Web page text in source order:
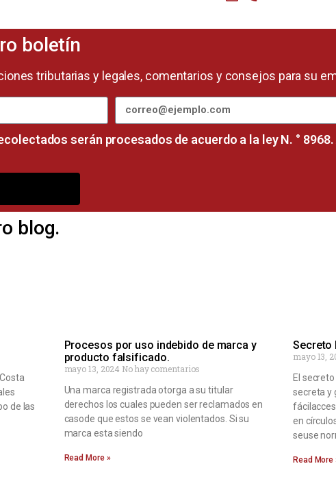
boletín
tributarias y legales, comentarios y consejos para su
serán procesados de acuerdo a la ley N. °
blog.
de las
Procesos por uso indebido de marca y
producto falsificado.
mayo 13, 2024 No hay comentarios
Una marca registrada otorga a su titular
derechos los cuales pueden ser reclamados en
casode que estos se vean violentados. Si su
marca esta siendo
Read More »
Secreto
mayo 13,
El
secreta y
en
seuse
Read More